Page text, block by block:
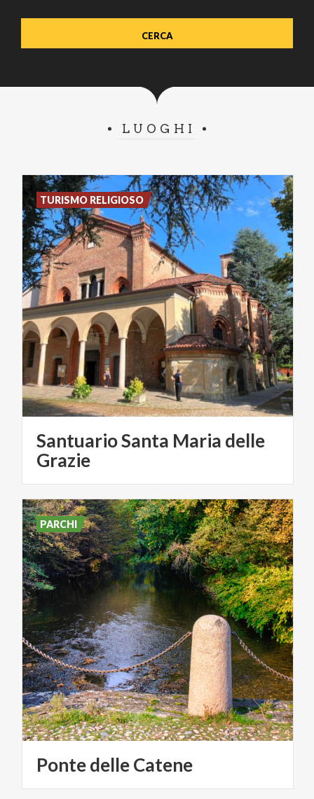
LUOGHI
Santuario Santa Maria delle
Grazie
TURISMO RELIGIOSO
PontedelleCatene
PARCHI